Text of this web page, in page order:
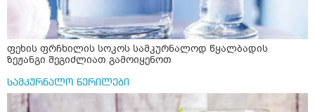
ფეხის ფრჩხილის სოკოს სამკურნალოდ წყალბადის
ზეჟანგი შეგიძლიათ გამოიყენოთ
სამკურნალო წერილები